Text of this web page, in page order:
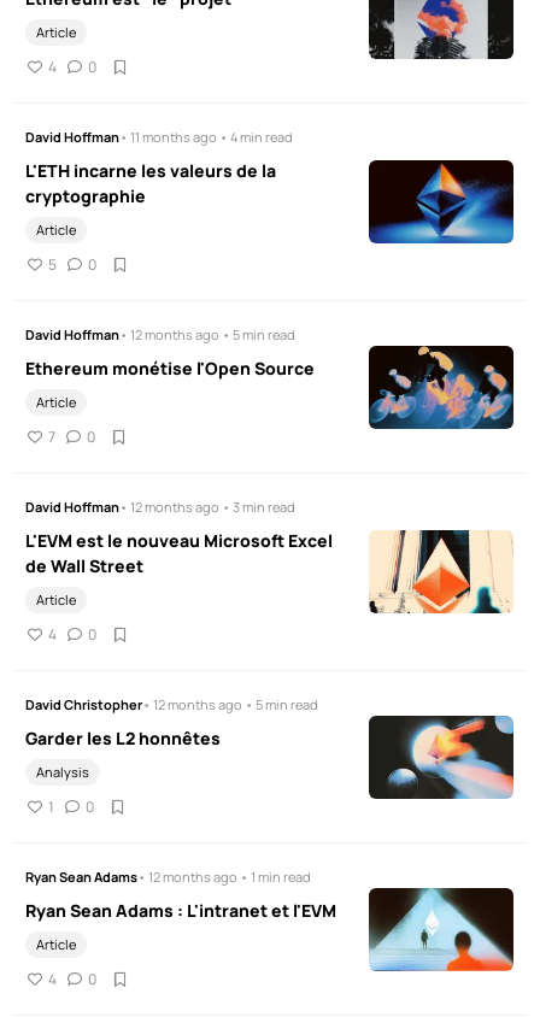
Article
4 0
David Hoffman• 11 months ago • 4 min read
L'ETH incarne les valeurs de la
cryptographie
Article
5 0
David Hoffman• 12 months ago • 5 min read
Ethereum monétise l'Open Source
Article
7 0
David Hoffman• 12 months ago • 3 min read
L'EVM est le nouveau Microsoft Excel
de Wall Street
Article
4 0
David Christopher• 12 months ago • 5 min read
Garder les L2 honnêtes
Analysis
1 0
Ryan Sean Adams• 12 months ago • 1 min read
Ryan Sean Adams : L'intranet et l'EVM
Article
4 0